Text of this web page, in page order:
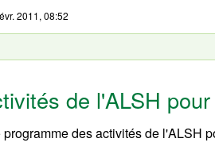
2011, 08:52
de l'ALSH
des activités de l'ALSH